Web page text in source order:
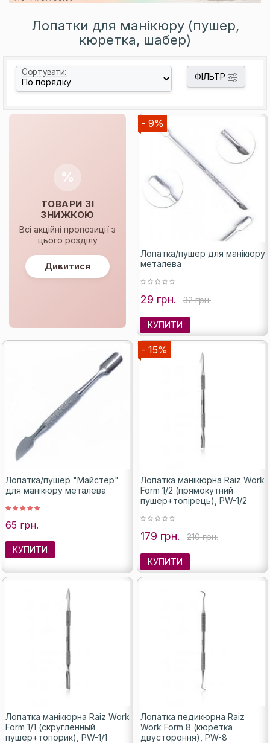
Лопатки для манікюру (пушер,
кюретка, шабер)
Сортувати: ФІЛЬТР
%
ТОВАРИ ЗІ
ЗНИЖКОЮ
Всі акційні пропозиції з
цього розділу
Дивитися
- 9%
Лопатка/пушер для манікюру
металева
29 грн. 32 грн.
КУПИТИ
Лопатка/пушер "Майстер"
для манікюру металева
65 грн.
КУПИТИ
- 15%
Лопатка манікюрна Raiz Work
Form 1/2 (прямокутний
пушер+топірець), PW-1/2
179 грн. 210 грн.
КУПИТИ
Лопатка манікюрна Raiz Work
Form 1/1 (скругленный
пушер+топорик), PW-1/1
Лопатка педикюрна Raiz
Work Form 8 (кюретка
двустороння), PW-8